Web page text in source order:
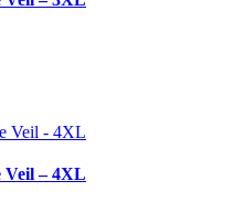
Veil – 4XL